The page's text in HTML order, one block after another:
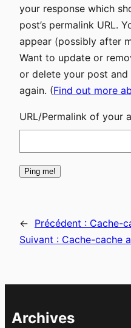
your response which
post’s permalink URL.
appear (possibly after
Want to update or
or delete your post and
again. (Find out more
URL/Permalink of your
← Précédent : Cache-
Suivant : Cache-cache
Archives